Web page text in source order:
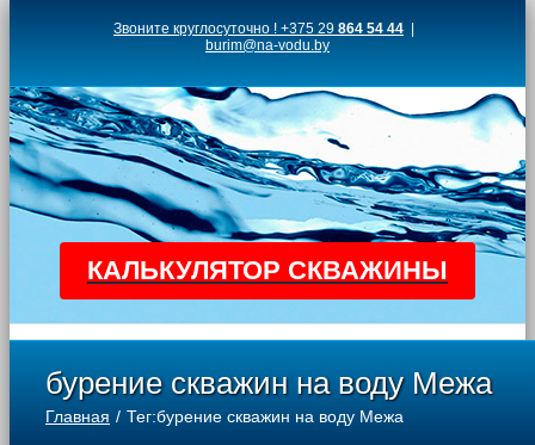
content
Звоните круглосуточно ! +375 29 864 54 44
burim@na-vodu.by
КАЛЬКУЛЯТОР СКВАЖИНЫ
бурение скважин на воду Межа
Главная Тег:бурение скважин на воду Межа